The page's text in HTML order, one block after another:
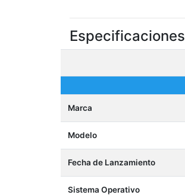
Especificaciones
Marca
Modelo
Fecha de Lanzamiento
Sistema Operativo